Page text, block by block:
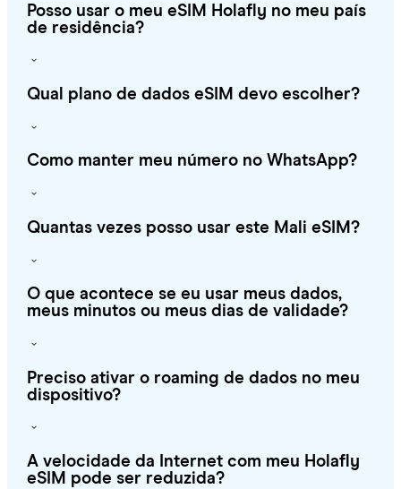
Posso usar o meu eSIM Holafly no meu país
de residência?
Qual plano de dados eSIM devo escolher?
Como manter meu número no WhatsApp?
Quantas vezes posso usar este Mali eSIM?
O que acontece se eu usar meus dados,
meus minutos ou meus dias de validade?
Preciso ativar o roaming de dados no meu
dispositivo?
A velocidade da Internet com meu Holafly
eSIM pode ser reduzida?